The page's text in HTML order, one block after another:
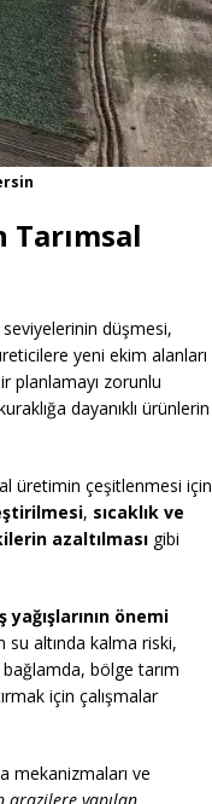
Tarımsal
seviyelerinin düşmesi,
yeni ekim alanları
planlamayı zorunlu
dayanıklı ürünlerin
üretimin çeşitlenmesi için
, sıcaklık ve
azaltılması gibi
yağışlarının önemi
su altında kalma riski,
bölge tarım
için çalışmalar
mekanizmaları ve